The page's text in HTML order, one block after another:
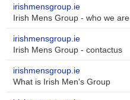
irishmensgroup.ie
Irish Mens Group - who we are
irishmensgroup.ie
Irish Mens Group - contactus
irishmensgroup.ie
What is Irish Men's Group